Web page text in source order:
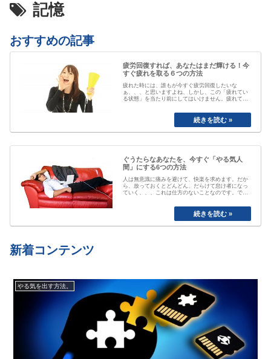
記憶
おすすめの記事
疲労回復すれば、あなたはまだ輝ける！今
すぐ疲れを取る６つの方法
疲れた時には、誰もが今すぐ疲労回復したいな
ぁ、、、と思いますよね、しかし、この「疲れてい
る状態」を当たり前にしてはいけません。疲れてい
がて気付かなくなってしまいます。「最近疲れてい
ますよね」と誰かに声を掛けられるまで、自分は大
丈夫と思ってしまっていたり、いつのまにか覇気が
感…
ぐうたらなあなたを、今すぐ「やる気人
間」にする6つの方法
人は無意識に痛みを避けて、快楽を求めます。だか
ら、放っておくとどんどん、だらけて怠け者になっ
ていく、、、これは仕方のないことなのです。で
私も以前は、おもいきり、「ぐうたら属性」でし
た。食べたら寝る、めんどくさいから明日でいい
や、、と言い続けて結局やらない、忘れてしまう
etc…
新着コンテンツ
やる気を出す方法。